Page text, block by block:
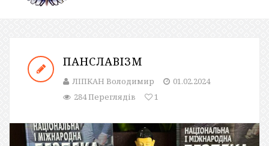
ПАНСЛАВІЗМ
ЛІПКАН Володимир
01.02.2024
284 Переглядів
1